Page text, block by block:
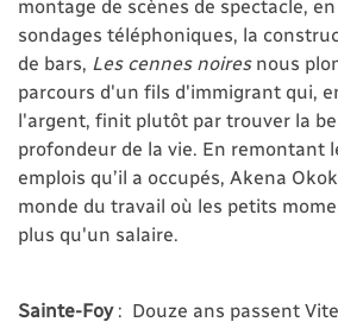
montage de scènes de spectacle,
sondages téléphoniques, la
de bars, Les cennes noiresnous
parcours d'un fils d'immigrant qui,
l'argent, finit plutôt par trouver la
profondeur de la vie. En remontant
emplois qu’il a occupés, Akena
monde du travail où les petits
plus qu'un salaire.
Sainte-Foy: Douze ans passent